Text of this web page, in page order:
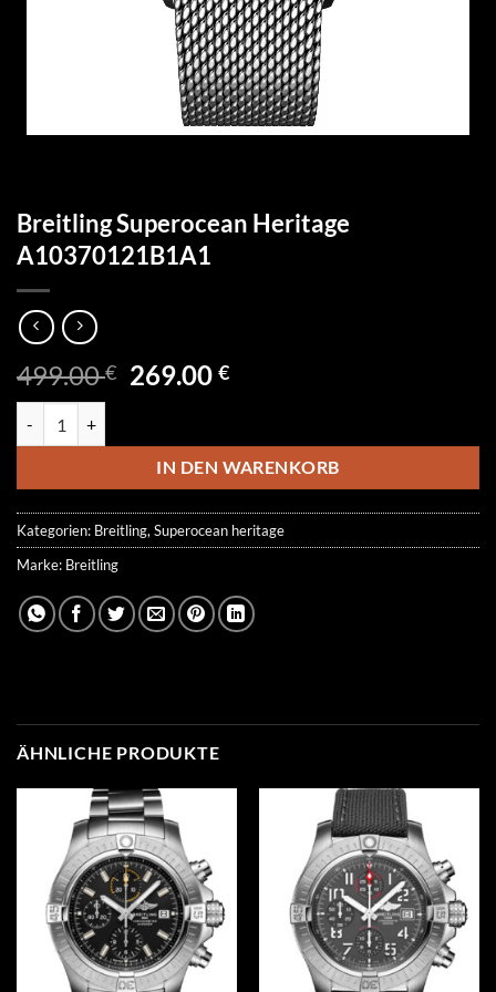
Breitling Superocean Heritage
A10370121B1A1
499.00€ Ursprünglicher
499.00 €
269.00€Aktueller
269.00 €.
IN DEN WARENKORB
Kategorien: Breitling, Superocean heritage
Marke: Breitling
ÄHNLICHE PRODUKTE